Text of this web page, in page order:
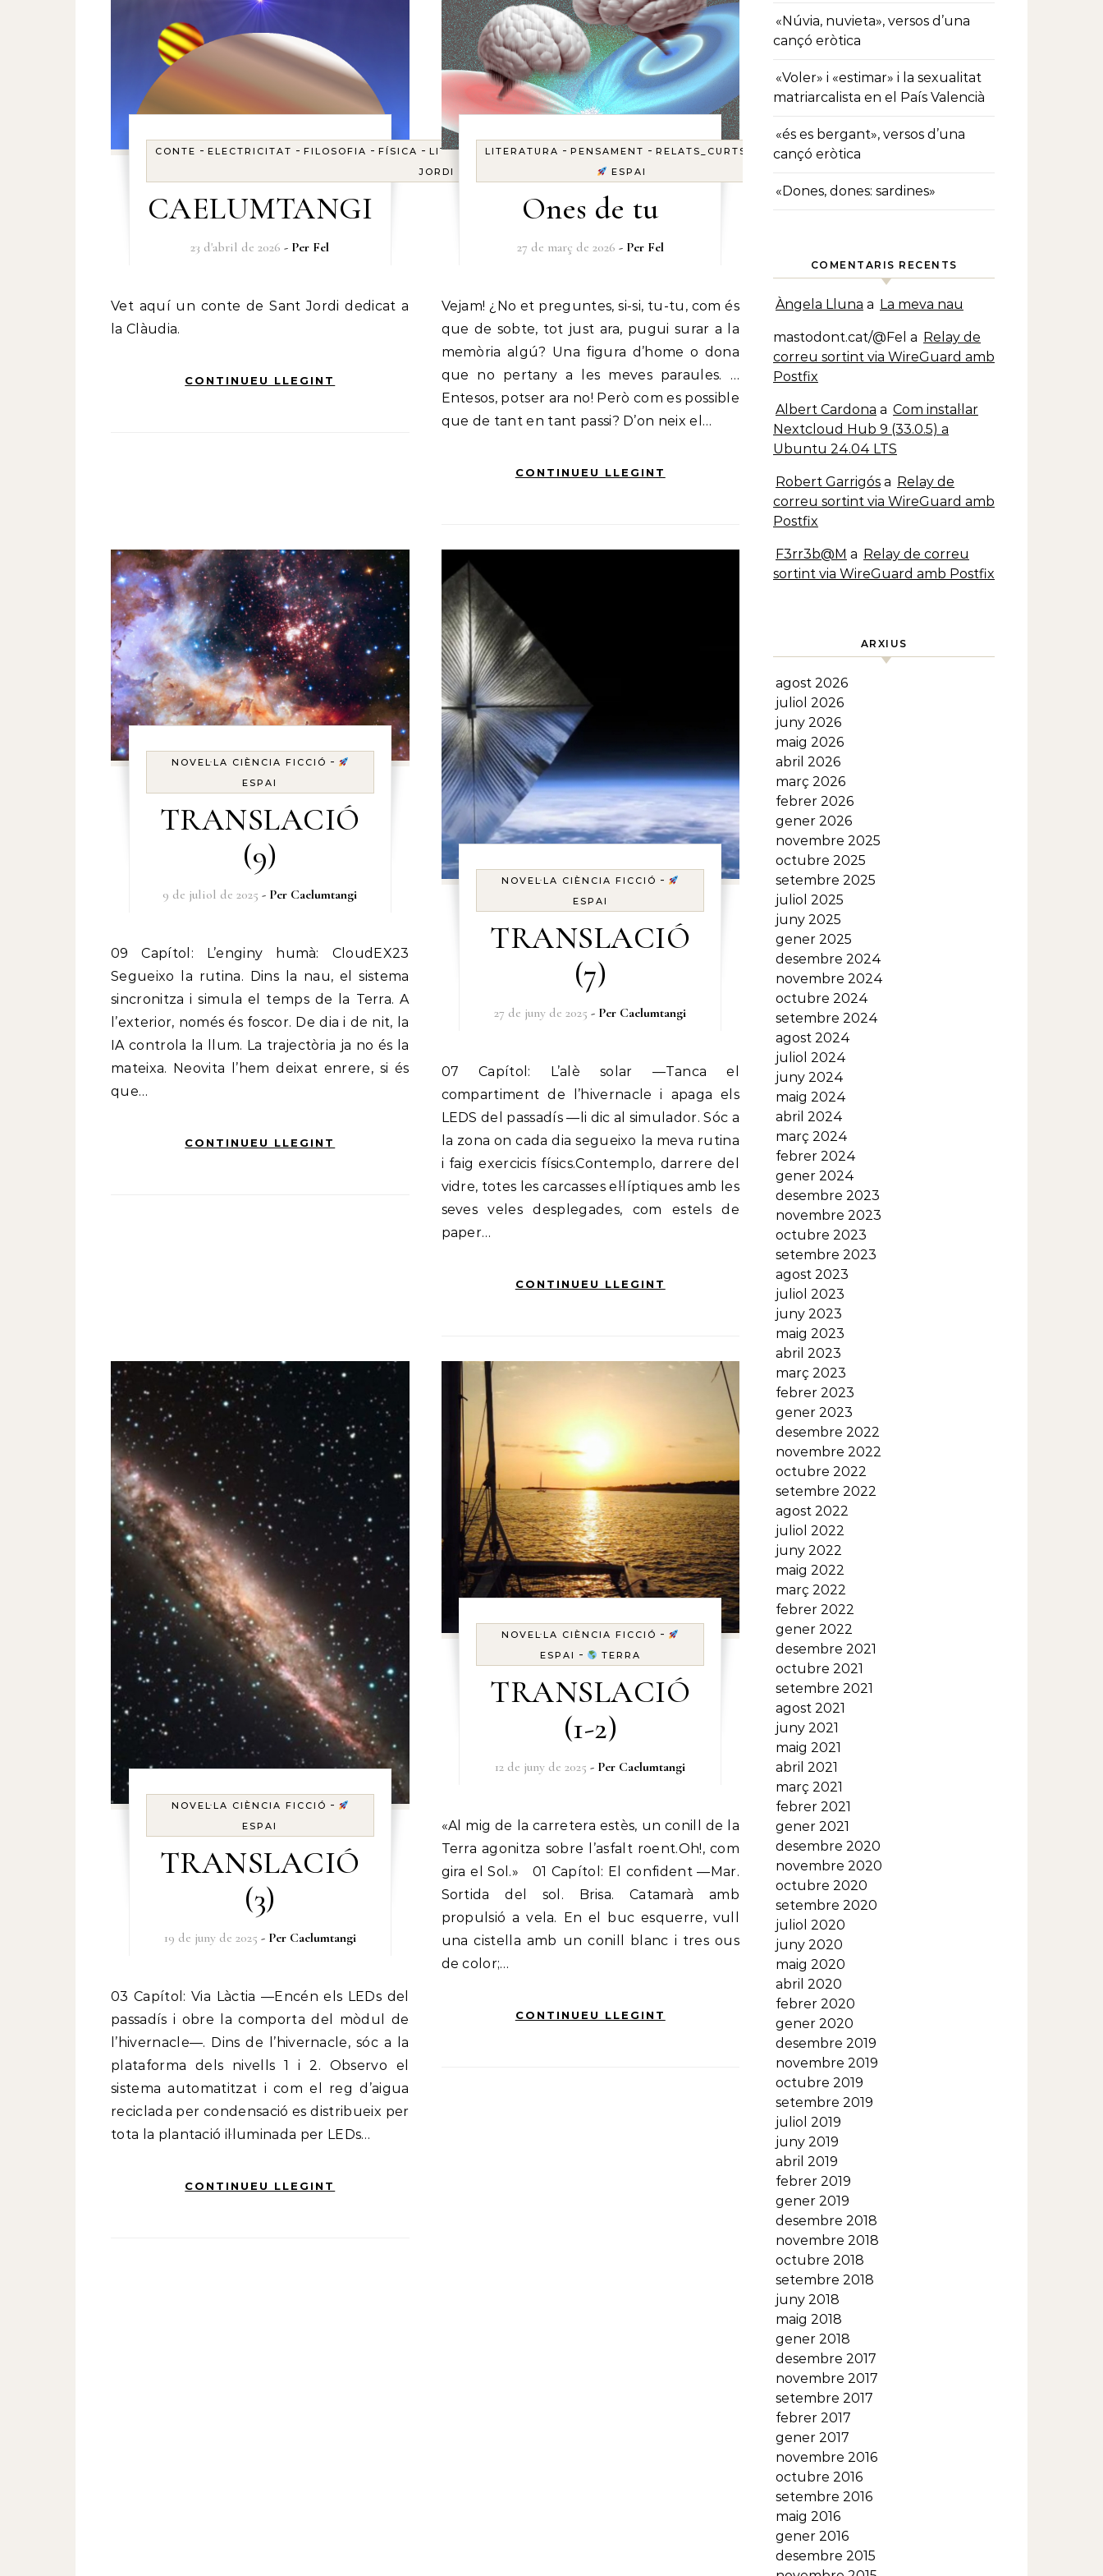
CONTE - ELECTRICITAT - FILOSOFIA - FÍSICA - LITERATURA-QUÀNTICA -RELATS- RELATS_CURTS-
SANT
JORDI
CAELUMTANGI
23 d'abril de 2026 - Per Fel
Vet aquí un conte de Sant Jordi dedicat a
la Clàudia.
CONTINUEU LLEGINT
LITERATURA -PENSAMENT -RELATS_CURTS
ESPAI
Ones de tu
27 de març de 2026 - Per Fel
Vejam! ¿No et preguntes, si-si, tu-tu, com és
que de sobte, tot just ara, pugui surar a la
memòria algú? Una figura d’home o dona
que no pertany a les meves paraules. …
Entesos, potser ara no! Però com es possible
que de tant en tant passi? D’on neix el…
CONTINUEU LLEGINT
NOVEL·LA CIÈNCIA FICCIÓ -
ESPAI
TRANSLACIÓ
(9)
9 de juliol de 2025 - Per Caelumtangi
09 Capítol: L’enginy humà: CloudEX23
Segueixo la rutina. Dins la nau, el sistema
sincronitza i simula el temps de la Terra. A
l’exterior, només és foscor. De dia i de nit, la
IA controla la llum. La trajectòria ja no és la
mateixa. Neovita l’hem deixat enrere, si és
que…
CONTINUEU LLEGINT
NOVEL·LA CIÈNCIA FICCIÓ -
ESPAI
TRANSLACIÓ
(7)
27 de juny de 2025 - Per Caelumtangi
07 Capítol: L’alè solar —Tanca el
compartiment de l’hivernacle i apaga els
LEDS del passadís —li dic al simulador. Sóc a
la zona on cada dia segueixo la meva rutina
i faig exercicis físics.Contemplo, darrere del
vidre, totes les carcasses el·líptiques amb les
seves veles desplegades, com estels de
paper…
CONTINUEU LLEGINT
NOVEL·LA CIÈNCIA FICCIÓ -
ESPAI
TRANSLACIÓ
(3)
19 de juny de 2025 - Per Caelumtangi
03 Capítol: Via Làctia —Encén els LEDs del
passadís i obre la comporta del mòdul de
l’hivernacle—. Dins de l’hivernacle, sóc a la
plataforma dels nivells 1 i 2. Observo el
sistema automatitzat i com el reg d’aigua
reciclada per condensació es distribueix per
tota la plantació il·luminada per LEDs…
CONTINUEU LLEGINT
NOVEL·LA CIÈNCIA FICCIÓ -
ESPAI - TERRA
TRANSLACIÓ
(1-2)
12 de juny de 2025 - Per Caelumtangi
«Al mig de la carretera estès, un conill de la
Terra agonitza sobre l’asfalt roent.Oh!, com
gira el Sol.» 01 Capítol: El confident —Mar.
Sortida del sol. Brisa. Catamarà amb
propulsió a vela. En el buc esquerre, vull
una cistella amb un conill blanc i tres ous
de color;…
CONTINUEU LLEGINT
«Núvia, nuvieta», versos d’una
cançó eròtica
«Voler» i «estimar» i la sexualitat
matriarcalista en el País Valencià
«és es bergant», versos d’una
cançó eròtica
«Dones, dones: sardines»
COMENTARIS RECENTS
Àngela Lluna a La meva nau
mastodont.cat/@Fel a Relay de
correu sortint via WireGuard amb
Postfix
Albert Cardona a Com instal·lar
Nextcloud Hub 9 (33.0.5) a
Ubuntu 24.04 LTS
Robert Garrigós a Relay de
correu sortint via WireGuard amb
Postfix
F3rr3b@M a Relay de correu
sortint via WireGuard amb Postfix
ARXIUS
agost 2026
juliol 2026
juny 2026
maig 2026
abril 2026
març 2026
febrer 2026
gener 2026
novembre 2025
octubre 2025
setembre 2025
juliol 2025
juny 2025
gener 2025
desembre 2024
novembre 2024
octubre 2024
setembre 2024
agost 2024
juliol 2024
juny 2024
maig 2024
abril 2024
març 2024
febrer 2024
gener 2024
desembre 2023
novembre 2023
octubre 2023
setembre 2023
agost 2023
juliol 2023
juny 2023
maig 2023
abril 2023
març 2023
febrer 2023
gener 2023
desembre 2022
novembre 2022
octubre 2022
setembre 2022
agost 2022
juliol 2022
juny 2022
maig 2022
març 2022
febrer 2022
gener 2022
desembre 2021
octubre 2021
setembre 2021
agost 2021
juny 2021
maig 2021
abril 2021
març 2021
febrer 2021
gener 2021
desembre 2020
novembre 2020
octubre 2020
setembre 2020
juliol 2020
juny 2020
maig 2020
abril 2020
febrer 2020
gener 2020
desembre 2019
novembre 2019
octubre 2019
setembre 2019
juliol 2019
juny 2019
abril 2019
febrer 2019
gener 2019
desembre 2018
novembre 2018
octubre 2018
setembre 2018
juny 2018
maig 2018
gener 2018
desembre 2017
novembre 2017
setembre 2017
febrer 2017
gener 2017
novembre 2016
octubre 2016
setembre 2016
maig 2016
gener 2016
desembre 2015